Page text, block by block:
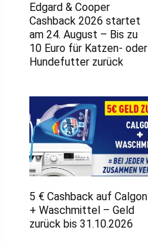
Edgard & Cooper
Cashback 2026 startet
am 24. August – Bis zu
10 Euro für Katzen- oder
Hundefutter zurück
5 € Cashback auf Calgon
+ Waschmittel – Geld
zurück bis 31.10.2026